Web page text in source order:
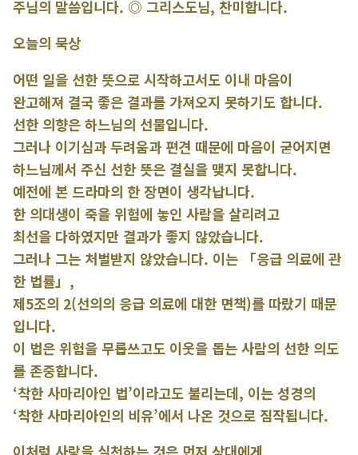
주님의 말씀입니다. ◎ 그리스도님, 찬미합니다.
오늘의 묵상
어떤 일을 선한 뜻으로 시작하고서도 이내 마음이
완고해져 결국 좋은 결과를 가져오지 못하기도 합니다.
선한 의향은 하느님의 선물입니다.
그러나 이기심과 두려움과 편견 때문에 마음이 굳어지면
하느님께서 주신 선한 뜻은 결실을 맺지 못합니다.
예전에 본 드라마의 한 장면이 생각납니다.
한 의대생이 죽을 위험에 놓인 사람을 살리려고
최선을 다하였지만 결과가 좋지 않았습니다.
그러나 그는 처벌받지 않았습니다. 이는 「응급 의료에 관
한 법률」,
제5조의 2(선의의 응급 의료에 대한 면책)를 따랐기 때문
입니다.
이 법은 위험을 무릅쓰고도 이웃을 돕는 사람의 선한 의도
를 존중합니다.
‘착한 사마리아인 법’이라고도 불리는데, 이는 성경의
‘착한 사마리아인의 비유’에서 나온 것으로 짐작됩니다.